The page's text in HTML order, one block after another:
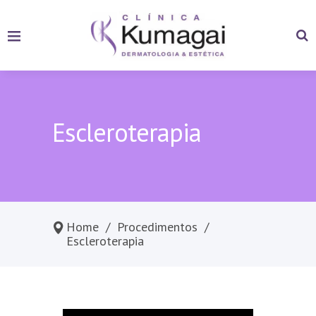
Escleroterapia
Home / Procedimentos /
Escleroterapia